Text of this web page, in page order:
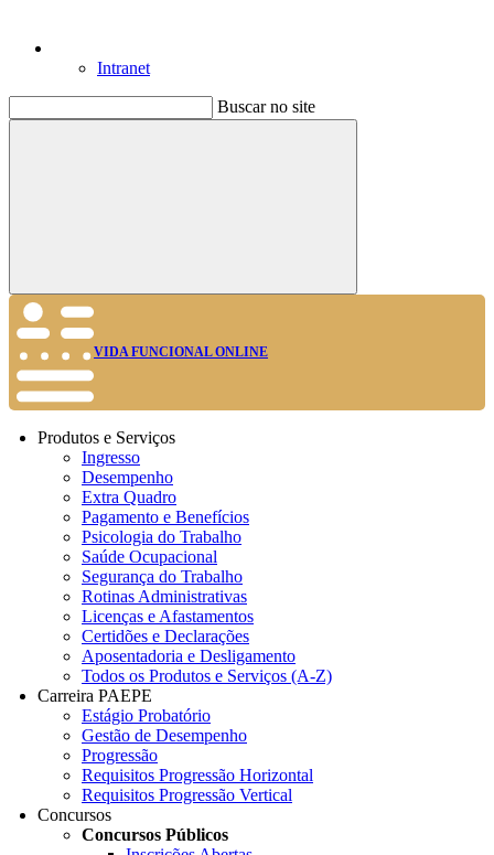
Intranet
Buscar no site
Buscar
VIDA FUNCIONAL ONLINE
Produtos e Serviços
Ingresso
Desempenho
Extra Quadro
Pagamento e Benefícios
Psicologia do Trabalho
Saúde Ocupacional
Segurança do Trabalho
Rotinas Administrativas
Licenças e Afastamentos
Certidões e Declarações
Aposentadoria e Desligamento
Todos os Produtos e Serviços (A-Z)
Carreira PAEPE
Estágio Probatório
Gestão de Desempenho
Progressão
Requisitos Progressão Horizontal
Requisitos Progressão Vertical
Concursos
Concursos Públicos